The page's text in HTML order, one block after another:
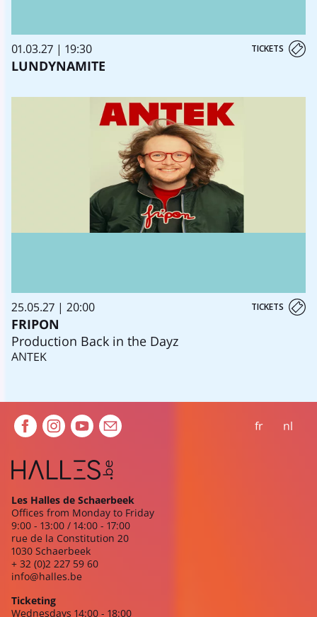
01.03.27 | 19:30 TICKETS
LUNDYNAMITE
25.05.27 | 20:00 TICKETS
FRIPON
Production Back in the Dayz
ANTEK
Extra navigation fr nl
Les Halles de Schaerbeek
Offices from Monday to Friday
9:00 - 13:00 / 14:00 - 17:00
rue de la Constitution 20
1030 Schaerbeek
+ 32 (0)2 227 59 60
info@halles.be
Ticketing
Wednesdays 14:00 - 18:00